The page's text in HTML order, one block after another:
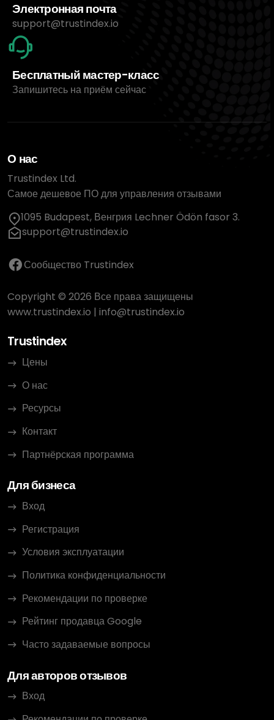
Электронная почта
support@trustindex.io
Бесплатный мастер-класс
Запишитесь на приём сейчас
О нас
Trustindex Ltd.
Самое дешевое ПО для управления отзывами
1095 Budapest, Венгрия Lechner Ödön fasor 3.
support@trustindex.io
Сообщество Trustindex
Copyright © 2026 Все права защищены
www.trustindex.io | info@trustindex.io
Trustindex
Цены
О нас
Ресурсы
Контакт
Партнёрская программа
Для бизнеса
Вход
Регистрация
Условия эксплуатации
Политика конфиденциальности
Рекомендации по проверке
Рейтинг продавца Google
Часто задаваемые вопросы
Для авторов отзывов
Вход